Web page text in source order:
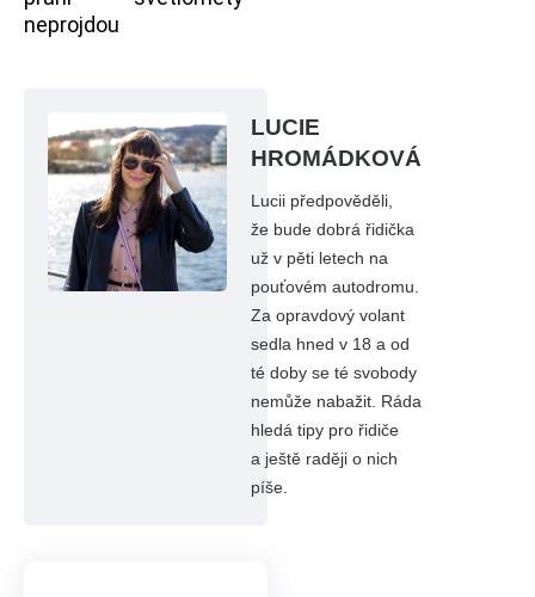
neprojdou
LUCIE
HROMÁDKOVÁ
Lucii předpověděli,
že bude dobrá řidička
už v pěti letech na
pouťovém autodromu.
Za opravdový volant
sedla hned v 18 a od
té doby se té svobody
nemůže nabažit. Ráda
hledá tipy pro řidiče
a ještě raději o nich
píše.